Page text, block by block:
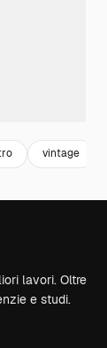
vintage
lavori. Oltre
e studi.